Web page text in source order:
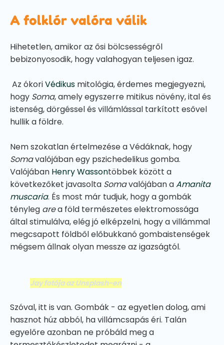
A folklór valóra válik
Hihetetlen, amikor az ősi bölcsességről
bebizonyosodik, hogy valahogyan teljesen igaz.
Az ókoriVédikus mitológia, érdemes megjegyezni,
hogy Soma, amely egyszerre mitikus növény, ital és
istenség, dörgéssel és villámlással tarkított esővel
hullik a földre.
Nem szokatlan értelmezése a Védáknak, hogy
Somavalójában egy pszichedelikus gomba.
Valójában Henry Wassontöbbek között a
következőket javasolta Somavalójában aAmanita
muscaria. És most már tudjuk, hogy a gombák
tényleg area föld természetes elektromossága
által stimulálva, elég jó elképzelni, hogy a villámmal
megcsapott földből előbukkanó gombaistenségek
mégsem állnak olyan messze az igazságtól.
Jay fotója az Unsplash-en
Szóval, itt is van. Gombák - az egyetlen dolog, ami
hasznot húz abból, ha villámcsapás éri. Talán
egyelőre azonban ne próbáld meg a